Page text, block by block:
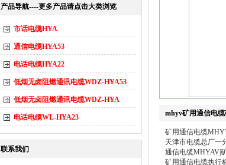
产品导航----更多产品请点击大类浏览
市话电缆HYA
通信电缆HYA53
电话电缆HYA22
低烟无卤阻燃通讯电缆WDZ-HYA53
低烟无卤阻燃通讯电缆WDZ-HYA
电话电缆WL-HYA23
联系我们
mhyv矿用通信电
矿用通信电缆
天津市电缆总厂一
通信电缆MHYAV|
矿用通信电缆执行